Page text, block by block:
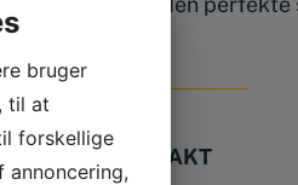
BUTIK & KONTAKT
bruger
til at
forskellige
annoncering,